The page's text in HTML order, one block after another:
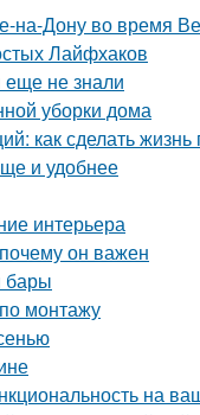
на-Дону во время
Лайфхаков
не знали
уборки дома
как сделать
и удобнее
интерьера
он важен
бары
монтажу
на